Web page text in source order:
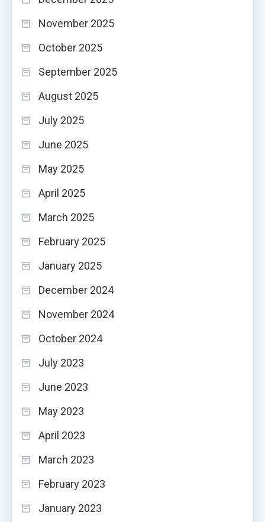
November 2025
October 2025
September 2025
August 2025
July 2025
June 2025
May 2025
April 2025
March 2025
February 2025
January 2025
December 2024
November 2024
October 2024
July 2023
June 2023
May 2023
April 2023
March 2023
February 2023
January 2023